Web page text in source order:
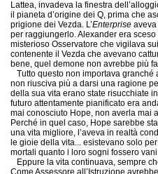
Lattea, invadeva la finestra
il pianeta d’origine dei Q, prima che
prigione dei Vezda. L’Enterprise
per raggiungerlo. Alexander era
misterioso Osservatore che vigilava
contenente il Vezda che avevano
bene, quel demone non avrebbe più
Tutto questo non importava
non riusciva più a darsi una ragione
della sua vita erano state risucchiate
futuro attentamente pianificato era
mai conosciuto Hope, non averla mai
Perché in quel caso, Hope sarebbe
una vita migliore, l’aveva in realtà
le gioie della vita... esistevano solo
mortali quanto i loro sogni fossero
Eppure la vita continuava, sempre
Come Assessore all’Istruzione